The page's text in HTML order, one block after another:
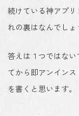
続けている神アプ
れの裏はなんでしょ
答えは１つではな
てから即アンイン
を書くと思います。